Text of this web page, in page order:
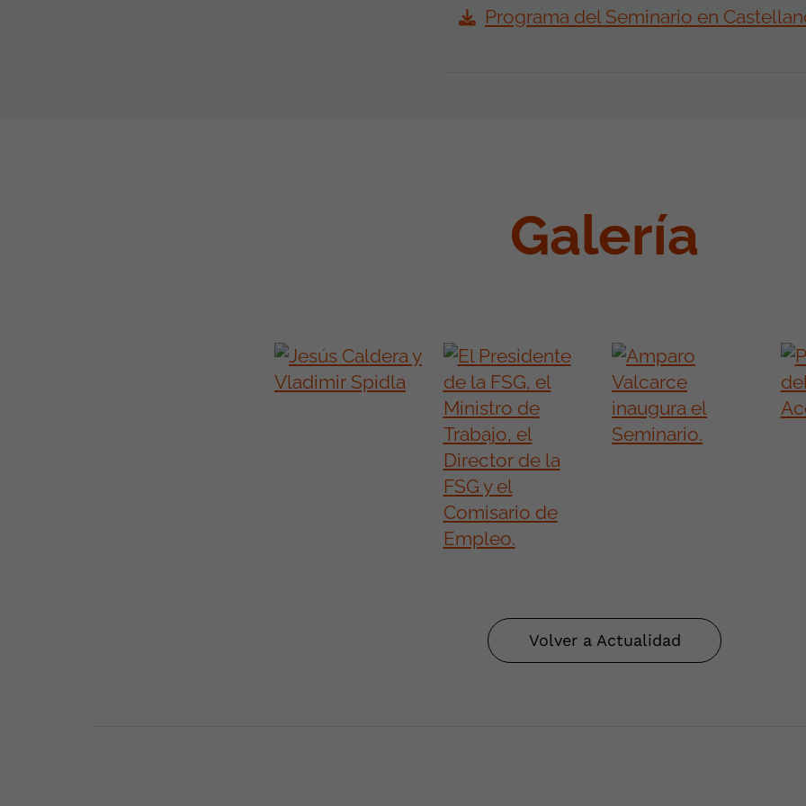
Programa del Seminario en
Galería
Volver a Actualidad